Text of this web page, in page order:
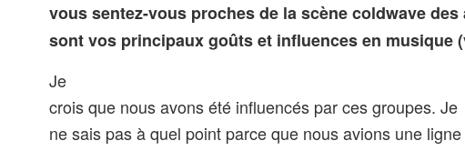
vous sentez-vous proches de la scène coldwave des
sont vos principaux goûts et influences en musique
Je
crois que nous avons été influencés par ces groupes. Je
ne sais pas à quel point parce que nous avions une